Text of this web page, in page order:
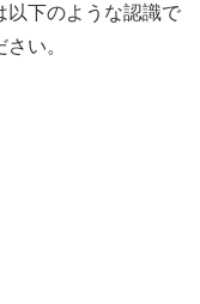
下のような認識で
い。